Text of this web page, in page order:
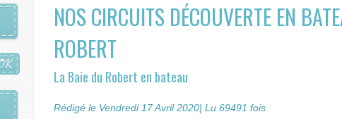
NOS CIRCUITS DÉCOUVERTE EN
ROBERT
La Baie du Robert en bateau
Rédigé le Vendredi 17 Avril 2020| Lu 69491 fois